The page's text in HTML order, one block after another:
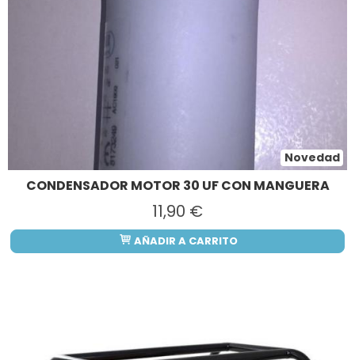
Novedad
CONDENSADOR MOTOR 30 UF CON MANGUERA
11,90 €
AÑADIR A CARRITO